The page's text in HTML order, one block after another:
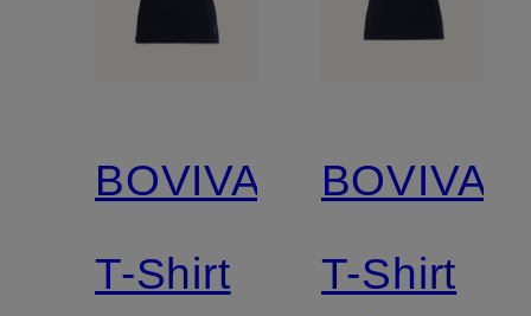
BOVIVA
T-Shirt
BOVIVA
T-Shirt